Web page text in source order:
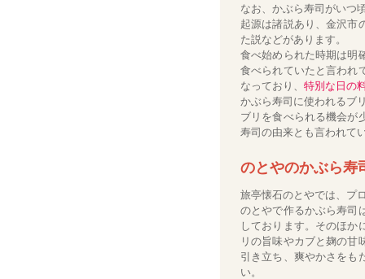
なお、かぶら寿司がいつ
起源は諸説あり、金沢市
た説などがあります。
食べ始められた時期は明
食べられていたと言われ
なっており、 特別な日の
かぶら寿司に使われるブ
ブリを食べられる機会が
寿司の由来とも言われて
のとやのかぶら寿
旅亭懐石のとやでは、プ
のとやで作るかぶら寿司
しております。そのほか
リの旨味やカブと麹の甘
引き立ち、爽やかさをも
い。